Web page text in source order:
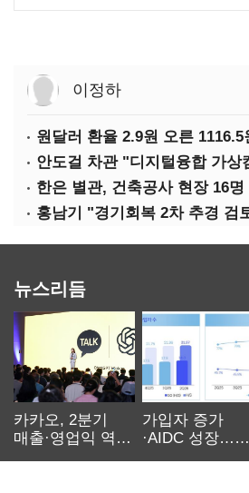
이정하
원달러 환율 2.9원 오른 1116.5
한은 별관, 건축공사 현장 16명
뉴스리듬
카카오, 2분기
매출·영업익 역대
가입자 증가
·AIDC 성장…